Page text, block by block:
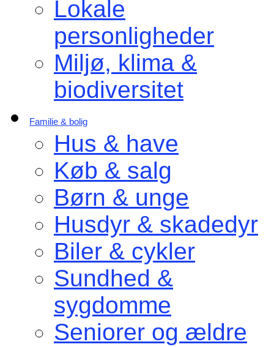
Lokale
personligheder
Miljø, klima &
biodiversitet
Familie & bolig
Hus & have
Køb & salg
Børn & unge
Husdyr & skadedyr
Biler & cykler
Sundhed &
sygdomme
Seniorer og ældre